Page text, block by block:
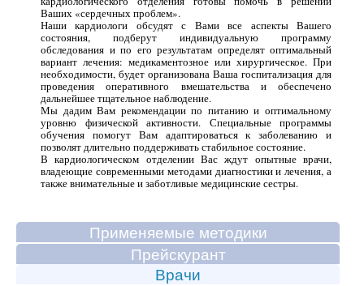
Ваших «сердечных проблем».
Наши кардиологи обсудят с Вами все аспекты Вашего
состояния, подберут индивидуальную программу
обследования и по его результатам определят оптимальный
вариант лечения: медикаментозное или хирургическое. При
необходимости, будет организована Ваша госпитализация для
проведения оперативного вмешательства и обеспечено
дальнейшее тщательное наблюдение.
Мы дадим Вам рекомендации по питанию и оптимальному
уровню физической активности. Специальные программы
обучения помогут Вам адаптироваться к заболеванию и
позволят длительно поддерживать стабильное состояние.
В кардиологическом отделении Вас ждут опытные врачи,
владеющие современными методами диагностики и лечения, а
также внимательные и заботливые медицинские сестры.
Применяемые методики
Прейскурант
Врачи